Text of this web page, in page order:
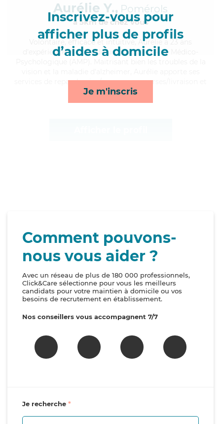
Inscrivez-vous pour
afficher plus de profils
d’aides à domicile
Je m'inscris
Aurélie Y., Pomérols
à 5km de chez Vous
, efficace et intuitive, Aurélie a 23 ans
d'expérience et possède un diplôme d'Aide Médico-
services de repas, lessive/repassage, courses/livraison et
transports*
Comment pouvons-
nous vous aider ?
Avec un réseau de plus de 180 000 professionnels,
Click&Care sélectionne pour vous les meilleurs
candidats pour votre maintien à domicile ou vos
besoins de recrutement en établissement.
Nos conseillers vous accompagnent 7/7
Je recherche